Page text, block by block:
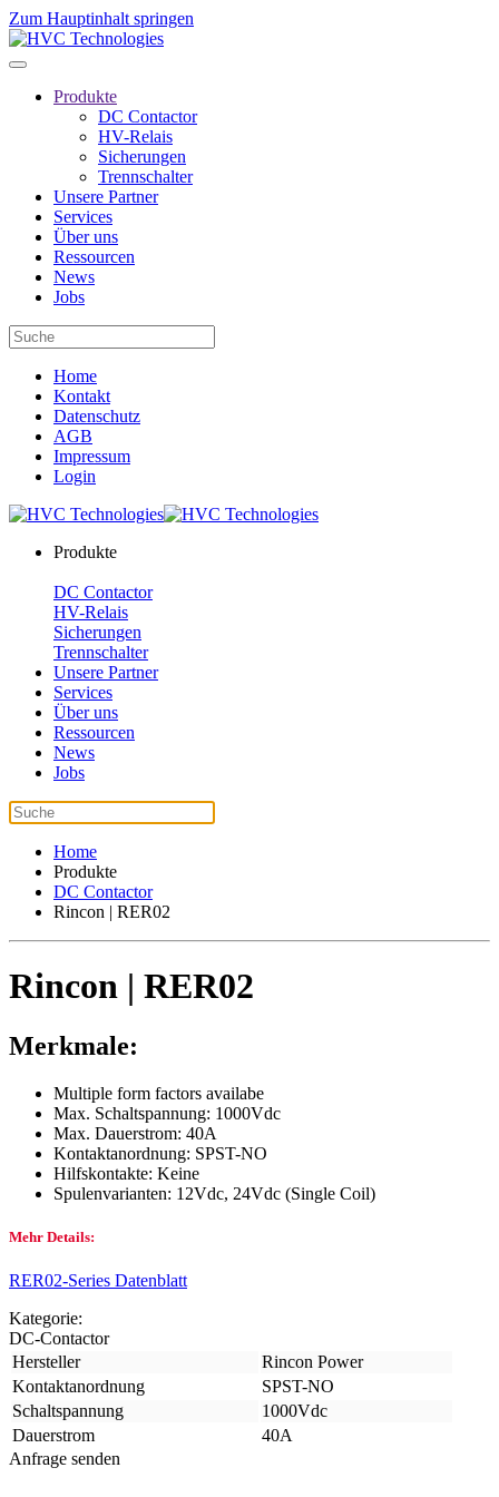
Zum Hauptinhalt springen
Produkte
DC Contactor
HV-Relais
Sicherungen
Trennschalter
Unsere Partner
Services
Über uns
Ressourcen
News
Jobs
Home
Kontakt
Datenschutz
AGB
Impressum
Login
Produkte
DC Contactor
HV-Relais
Sicherungen
Trennschalter
Unsere Partner
Services
Über uns
Ressourcen
News
Jobs
Home
Produkte
DC Contactor
Rincon | RER02
Rincon | RER02
Merkmale:
Multiple form factors availabe
Max. Schaltspannung: 1000Vdc
Max. Dauerstrom: 40A
Kontaktanordnung: SPST-NO
Hilfskontakte: Keine
Spulenvarianten: 12Vdc, 24Vdc (Single Coil)
Mehr Details:
RER02-Series Datenblatt
Kategorie:
DC-Contactor
Hersteller
Rincon Power
Kontaktanordnung
SPST-NO
Schaltspannung
1000Vdc
Dauerstrom
40A
Anfrage senden